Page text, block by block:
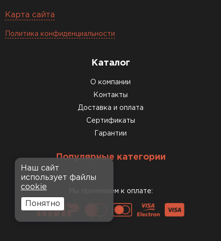
Карта сайта
Политика конфиденциальности
Каталог
О компании
Контакты
Доставка и оплата
Сертификаты
Гарантии
Популярные категории
Мы принимаем к оплате:
Наш сайт
использует файлы
cookie
Понятно